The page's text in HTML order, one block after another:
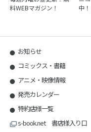
料WEBマガジン！
中！
お知らせ
コミックス・書籍
アニメ・映像情報
発売カレンダー
特約店様一覧
s-book.net 書店様入り口